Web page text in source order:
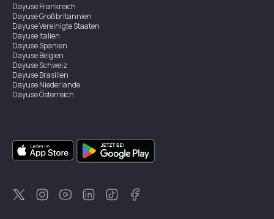
DayuseFrankreich
DayuseGroßbritannien
DayuseVereinigte Staaten
DayuseItalien
DayuseSpanien
DayuseBelgien
DayuseSchweiz
DayuseBrasilien
DayuseNiederlande
DayuseÖsterreich
DayuseSingapur
DayuseZweden
DayuseThailand
DayuseNeuseeland
DayuseTürkei